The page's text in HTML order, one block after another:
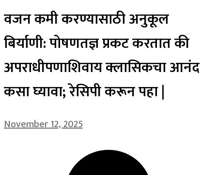
वजन कमी करण्यासाठी अनुकूल
बिर्याणी: पोषणतज्ञ प्रकट करतात की
अपराधीपणाशिवाय क्लासिकचा आनंद
कसा घ्यावा; रेसिपी करून पहा |
November 12, 2025